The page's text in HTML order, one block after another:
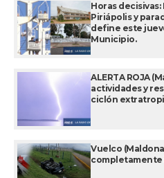
Horas
Piriápolis y
define este
Municipio.
ALERTA ROJA
actividades y
ciclón
Vuelco
completamente